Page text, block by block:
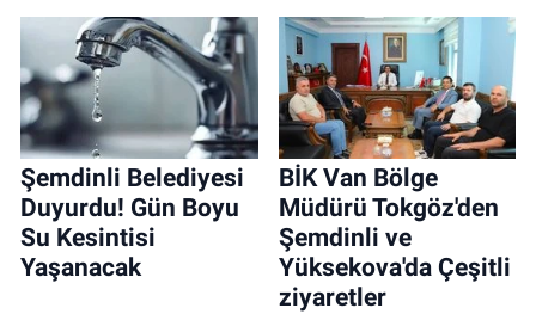
Şemdinli Belediyesi
Duyurdu! Gün Boyu
Su Kesintisi
Yaşanacak
BİK Van Bölge
Müdürü Tokgöz'den
Şemdinli ve
Yüksekova'da Çeşitli
ziyaretler